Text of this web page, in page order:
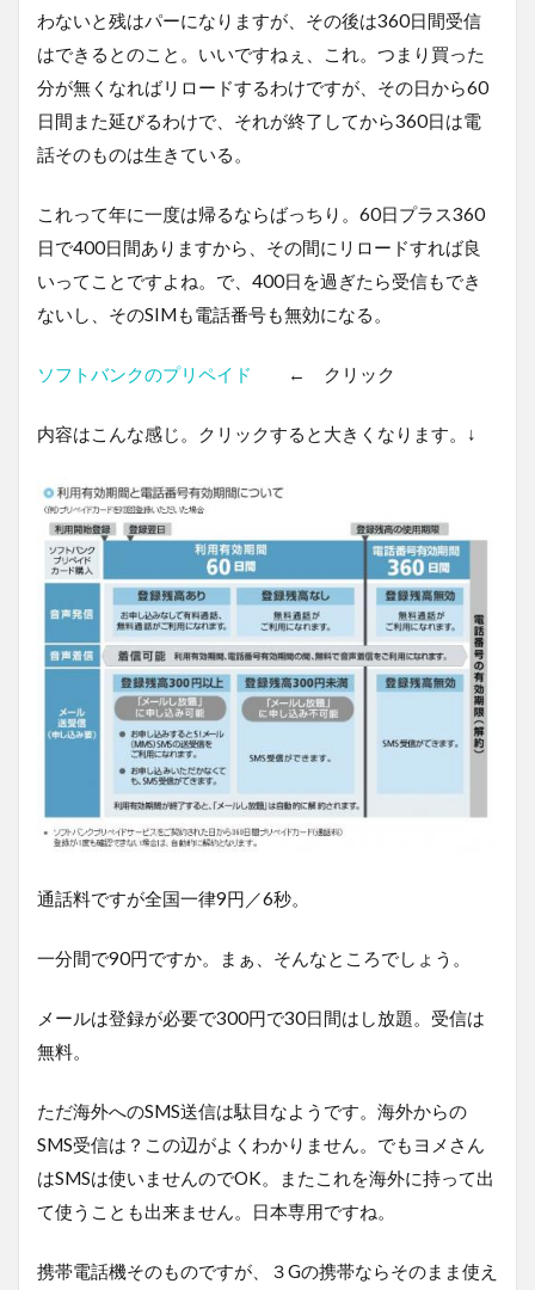
わないと残はパーになりますが、その後は360日間受信
はできるとのこと。いいですねぇ、これ。つまり買った
分が無くなればリロードするわけですが、その日から60
日間また延びるわけで、それが終了してから360日は電
話そのものは生きている。
これって年に一度は帰るならばっちり。60日プラス360
日で400日間ありますから、その間にリロードすれば良
いってことですよね。で、400日を過ぎたら受信もでき
ないし、そのSIMも電話番号も無効になる。
ソフトバンクのプリペイド ← クリック
内容はこんな感じ。クリックすると大きくなります。↓
通話料ですが全国一律9円／6秒。
一分間で90円ですか。まぁ、そんなところでしょう。
メールは登録が必要で300円で30日間はし放題。受信は
無料。
ただ海外へのSMS送信は駄目なようです。海外からの
SMS受信は？この辺がよくわかりません。でもヨメさん
はSMSは使いませんのでOK。またこれを海外に持って出
て使うことも出来ません。日本専用ですね。
携帯電話機そのものですが、３Gの携帯ならそのまま使え